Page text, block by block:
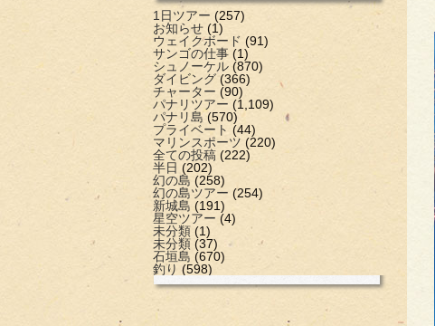
1日ツアー (257)
お知らせ (1)
ウェイクボード (91)
サンゴの仕事 (1)
シュノーケル (870)
ダイビング (366)
チャーター (90)
パナリツアー (1,109)
パナリ島 (570)
プライベート (44)
マリンスポーツ (220)
全ての投稿 (222)
半日 (202)
幻の島 (258)
幻の島ツアー (254)
新城島 (191)
星空ツアー (4)
未分類 (1)
未分類 (37)
石垣島 (670)
釣り (598)